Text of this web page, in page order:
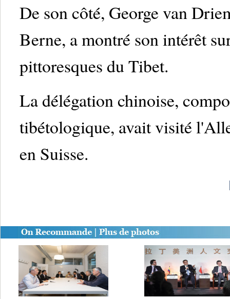
De son côté, George van
Berne, a montré son intérêt
pittoresques du Tibet.
La délégation chinoise,
tibétologique, avait visité
en Suisse.